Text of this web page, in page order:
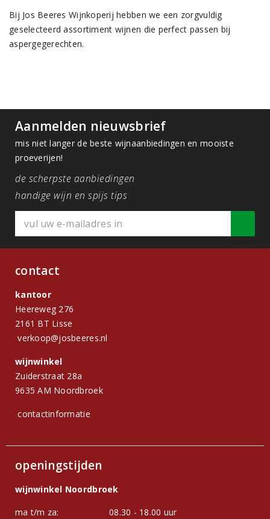
Bij Jos Beeres Wijnkoperij hebben we een zorgvuldig
geselecteerd assortiment wijnen die perfect passen bij
aspergegerechten.
Aanmelden nieuwsbrief
mis niet langer de beste wijnaanbiedingen en mooiste
proeverijen!
de scherpste aanbiedingen
handige wijn en spijs tips
contact
kantoor
Heereweg 276
2161 BT Lisse
verkoop@josbeeres.nl
wijnwinkel
Zuiderstraat 28a
9635 AM Noordbroek
contactinformatie
openingstijden
wijnwinkel Noordbroek
ma t/m za:
08.30 - 18.00 uur